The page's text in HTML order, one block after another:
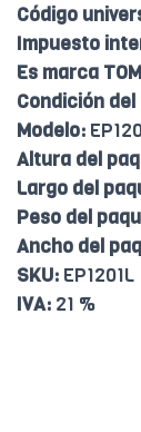
Código
Impuesto
Es marca
Condición
Modelo:
Altura del
Largo del
Peso del
Ancho del
SKU: EP1201L
IVA: 21 %